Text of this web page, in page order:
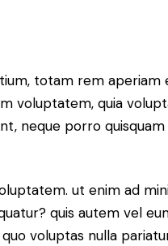
totam rem aperiam
voluptatem, quia
neque porro
ut enim ad
quis autem vel
voluptas nulla